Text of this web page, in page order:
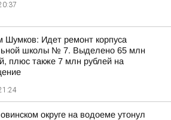
Шумков: Идет ремонт корпуса
школы № 7. Выделено 65 млн
плюс также 7 млн рублей на
округе на водоеме утонул